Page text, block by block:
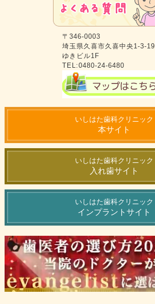
〒346-0003
埼玉県久喜市久喜中央1-3-19
ゆきビル1F
TEL:0480-24-6480
いしはた歯科クリニック
本サイト
いしはた歯科クリニック
入れ歯サイト
いしはた歯科クリニック
インプラントサイト